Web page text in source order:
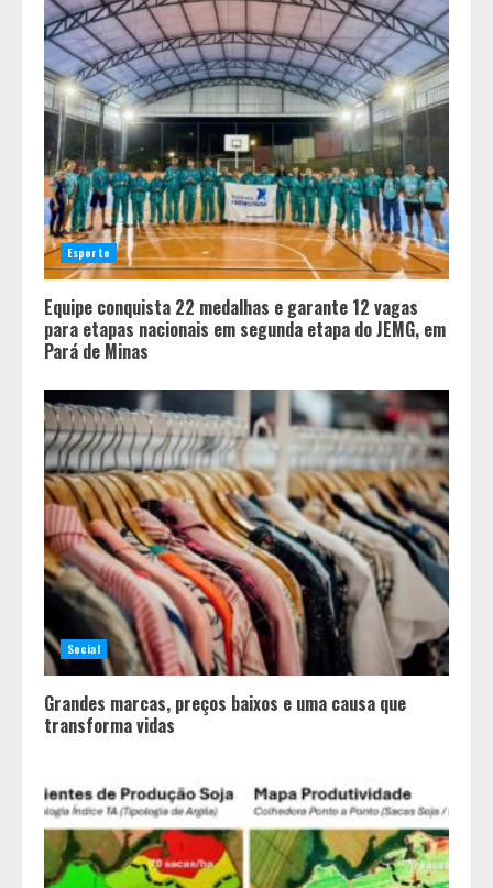
Esporte
Equipe conquista 22 medalhas e garante 12 vagas
para etapas nacionais em segunda etapa do JEMG, em
Pará de Minas
Social
Grandes marcas, preços baixos e uma causa que
transforma vidas